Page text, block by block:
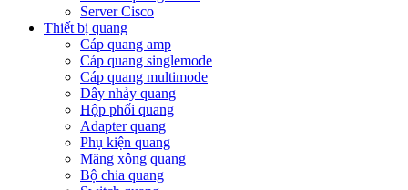
Server Cisco
Thiết bị quang
Cáp quang amp
Cáp quang singlemode
Cáp quang multimode
Dây nhảy quang
Hộp phối quang
Adapter quang
Phụ kiện quang
Măng xông quang
Bộ chia quang